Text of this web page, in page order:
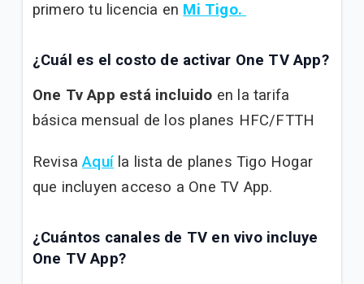
primero tu licencia en Mi Tigo.
¿Cuál es el costo de activar One TV App?
One Tv App está incluido en la tarifa
básica mensual de los planes HFC/FTTH
RevisaAquí la lista de planes Tigo Hogar
que incluyen acceso a One TV App.
¿Cuántos canales de TV en vivo incluye
One TV App?